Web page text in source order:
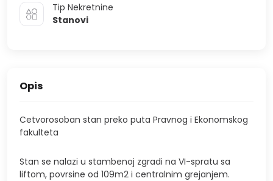
Tip Nekretnine
Stanovi
Opis
Cetvorosoban stan preko puta Pravnog i Ekonomskog
fakulteta
Stan se nalazi u stambenoj zgradi na VI-spratu sa
liftom, povrsine od 109m2 i centralnim grejanjem.